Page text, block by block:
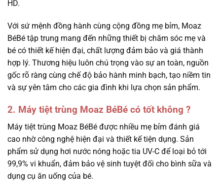
HD.
Với sứ mệnh đồng hành cùng cộng đồng mẹ bỉm, Moaz
BéBé tập trung mang đến những thiết bị chăm sóc mẹ và
bé có thiết kế hiện đại, chất lượng đảm bảo và giá thành
hợp lý. Thương hiệu luôn chú trọng vào sự an toàn, nguồn
gốc rõ ràng cùng chế độ bảo hành minh bạch, tạo niềm tin
và sự yên tâm cho các gia đình khi lựa chọn sản phẩm.
2. Máy tiệt trùng Moaz BéBé có tốt không ?
Máy tiệt trùng Moaz BéBé được nhiều mẹ bỉm đánh giá
cao nhờ công nghệ hiện đại và thiết kế tiện dụng. Sản
phẩm sử dụng hơi nước nóng hoặc tia UV-C để loại bỏ tới
99,9% vi khuẩn, đảm bảo vệ sinh tuyệt đối cho bình sữa và
dụng cụ ăn uống của bé.